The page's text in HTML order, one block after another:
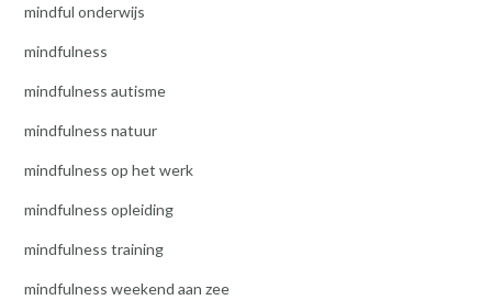
mindful onderwijs
mindfulness
mindfulness autisme
mindfulness natuur
mindfulness op het werk
mindfulness opleiding
mindfulness training
mindfulness weekend aan zee